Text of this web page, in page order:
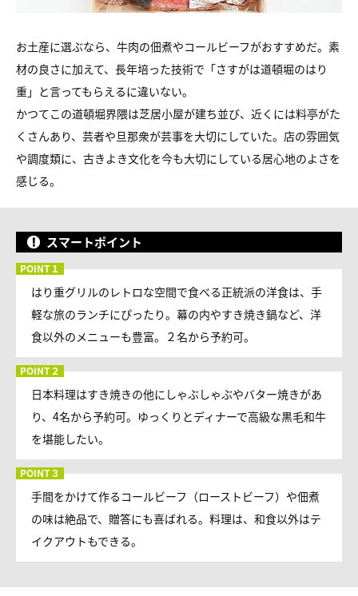
お土産に選ぶなら、牛肉の佃煮やコールビーフがおすすめだ。素
材の良さに加えて、長年培った技術で「さすがは道頓堀のはり
重」と言ってもらえるに違いない。
かつてこの道頓堀界隈は芝居小屋が建ち並び、近くには料亭がた
くさんあり、芸者や旦那衆が芸事を大切にしていた。店の雰囲気
や調度類に、古きよき文化を今も大切にしている居心地のよさを
感じる。
スマートポイント
はり重グリルのレトロな空間で食べる正統派の洋食は、手
軽な旅のランチにぴったり。幕の内やすき焼き鍋など、洋
食以外のメニューも豊富。２名から予約可。
日本料理はすき焼きの他にしゃぶしゃぶやバター焼きがあ
り、4名から予約可。ゆっくりとディナーで高級な黒毛和牛
を堪能したい。
手間をかけて作るコールビーフ（ローストビーフ）や佃煮
の味は絶品で、贈答にも喜ばれる。料理は、和食以外はテ
イクアウトもできる。